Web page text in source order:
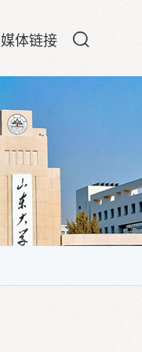
媒体链接